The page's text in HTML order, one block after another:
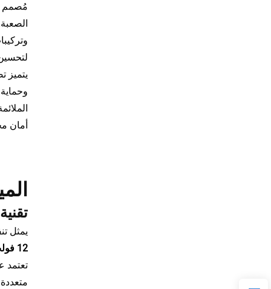
مُصمم
يتميز
أمان
يمثل
12 فولت 24 فولت 10-15 أمبير للشحن السريع لمركبات RV والرافعات الشوكية والسيارات والسكوتر
تعتمد